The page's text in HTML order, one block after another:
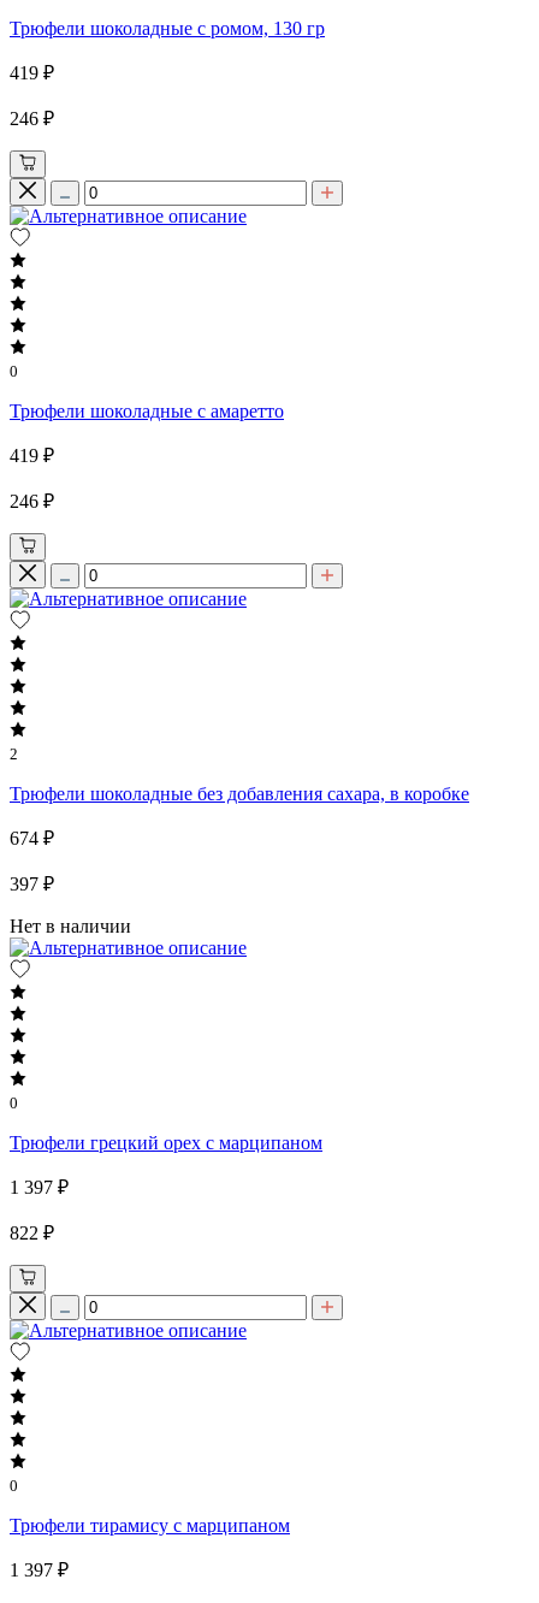
Трюфели шоколадные с ромом, 130 гр
419 ₽
246 ₽
0
Трюфели шоколадные с амаретто
419 ₽
246 ₽
2
Трюфели шоколадные без добавления сахара, в коробке
674 ₽
397 ₽
Нет в наличии
0
Трюфели грецкий орех с марципаном
1 397 ₽
822 ₽
0
Трюфели тирамису с марципаном
1 397 ₽